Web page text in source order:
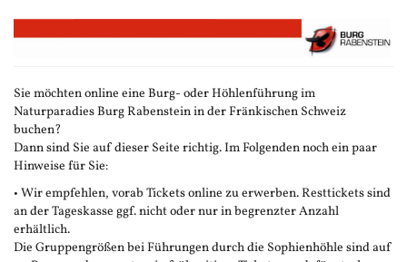
Zum
Haupt-
Sie möchten online eine Burg- oder Höhlenführung im
Naturparadies Burg Rabenstein in der Fränkischen Schweiz
buchen?
Dann sind Sie auf dieser Seite richtig. Im Folgenden noch ein paar
Hinweise für Sie:
• Wir empfehlen, vorab Tickets online zu erwerben. Resttickets sind
an der Tageskasse ggf. nicht oder nur in begrenzter Anzahl
erhältlich.
Die Gruppengrößen bei Führungen durch die Sophienhöhle sind auf